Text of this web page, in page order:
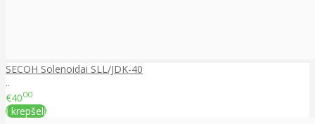
SECOH Solenoidai SLL/JDK-40
..
€4000
Į krepšelį